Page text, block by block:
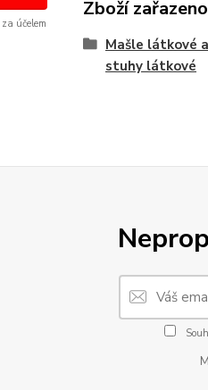
za účelem
Zboží
Mašle látkové
stuhy látkové